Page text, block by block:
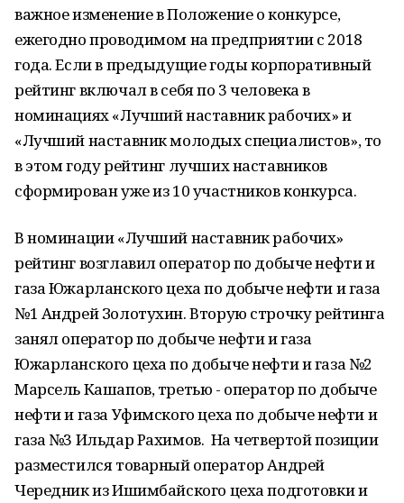
важное изменение в Положение о конкурсе,
ежегодно проводимом на предприятии с 2018
года. Если в предыдущие годы корпоративный
рейтинг включал в себя по 3 человека в
номинациях «Лучший наставник рабочих» и
«Лучший наставник молодых специалистов», то
в этом году рейтинг лучших наставников
сформирован уже из 10 участников конкурса.
В номинации «Лучший наставник рабочих»
рейтинг возглавил оператор по добыче нефти и
газа Южарланского цеха по добыче нефти и газа
№1 Андрей Золотухин. Вторую строчку рейтинга
занял оператор по добыче нефти и газа
Южарланского цеха по добыче нефти и газа №2
Марсель Кашапов, третью - оператор по добыче
нефти и газа Уфимского цеха по добыче нефти и
газа №3 Ильдар Рахимов. На четвертой позиции
разместился товарный оператор Андрей
Чередник из Ишимбайского цеха подготовки и